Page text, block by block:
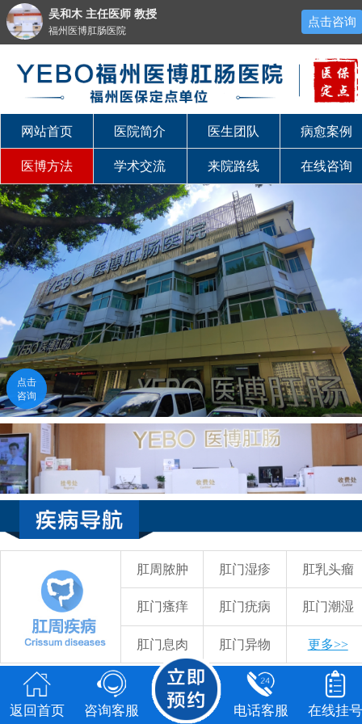
点击
咨询
点击
咨询
返回首页 咨询客服 电话客服 在线挂号